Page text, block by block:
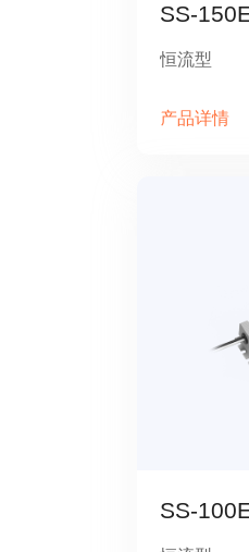
SS-
恒流型
产品详情
SS-